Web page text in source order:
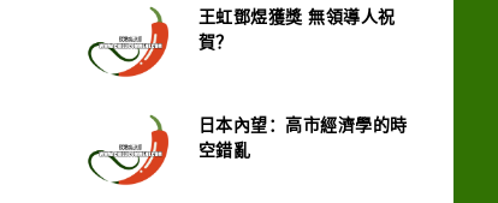
王虹鄧煜獲獎 無領導人祝
賀？
日本內望：高市經濟學的時
空錯亂